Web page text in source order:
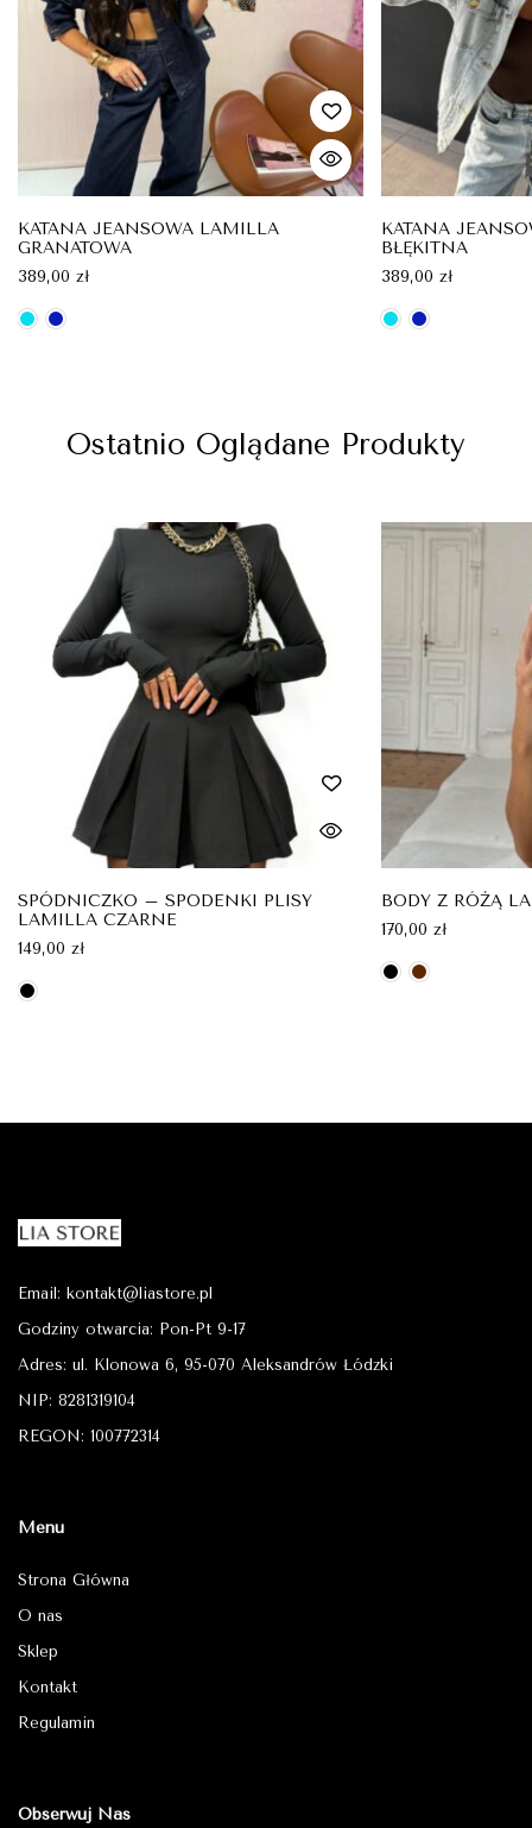
KATANA JEANSOWA LAMILLA
GRANATOWA
389,00 zł
KATANA
BŁĘKITNA
389,00 zł
Ostatnio Oglądane Produkty
SPÓDNICZKO – SPODENKI PLISY
LAMILLA CZARNE
149,00 zł
BODY Z RÓŻĄ
170,00 zł
Email: kontakt@liastore.pl
Godziny otwarcia: Pon-Pt 9-17
Adres: ul. Klonowa 6, 95-070 Aleksandrów Łódzki
NIP: 8281319104
REGON: 100772314
Menu
Strona Główna
O nas
Sklep
Kontakt
Regulamin
Obserwuj Nas